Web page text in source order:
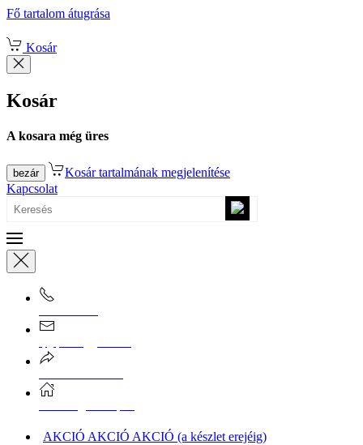
Fő tartalom átugrása
Kosár
Kosár
A kosara még üres
bezár
Kosár tartalmának megjelenítése
Kapcsolat
AKCIÓ AKCIÓ AKCIÓ (a készlet erejéig)